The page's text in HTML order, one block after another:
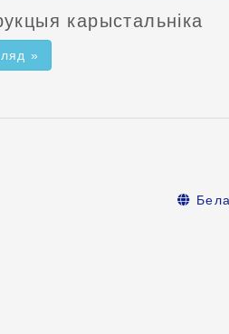
карыстальніка
»